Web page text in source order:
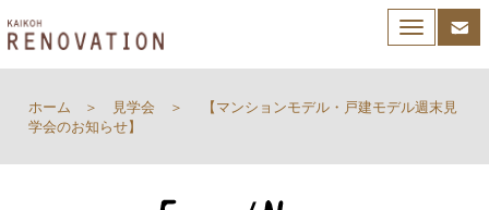
Toggle
navigation
ホーム 見学会
【マンションモデル・戸建モデル週末見
学会のお知らせ】